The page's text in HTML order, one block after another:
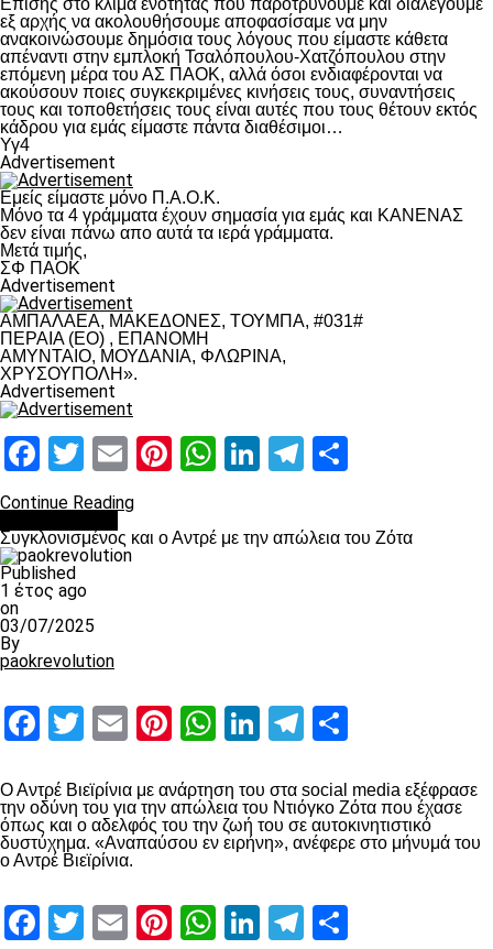
Επίσης στο κλίμα ενότητας που παροτρύνουμε και διαλέγουμε
εξ αρχής να ακολουθήσουμε αποφασίσαμε να μην
ανακοινώσουμε δημόσια τους λόγους που είμαστε κάθετα
απέναντι στην εμπλοκή Τσαλόπουλου-Χατζόπουλου στην
επόμενη μέρα του ΑΣ ΠΑΟΚ, αλλά όσοι ενδιαφέρονται να
ακούσουν ποιες συγκεκριμένες κινήσεις τους, συναντήσεις
τους και τοποθετήσεις τους είναι αυτές που τους θέτουν εκτός
κάδρου για εμάς είμαστε πάντα διαθέσιμοι…
Υγ4
Advertisement
Εμείς είμαστε μόνο Π.Α.Ο.Κ.
Μόνο τα 4 γράμματα έχουν σημασία για εμάς και ΚΑΝΕΝΑΣ
δεν είναι πάνω απο αυτά τα ιερά γράμματα.
Μετά τιμής,
ΣΦ ΠΑΟΚ
Advertisement
ΑΜΠΑΛΑΕΑ, ΜΑΚΕΔΟΝΕΣ, ΤΟΥΜΠΑ, #031#
ΠΕΡΑΙΑ (ΕΟ) , ΕΠΑΝΟΜΗ
ΑΜΥΝΤΑΙΟ, ΜΟΥΔΑΝΙΑ, ΦΛΩΡΙΝΑ,
ΧΡΥΣΟΥΠΟΛΗ».
Advertisement
Facebook
Twitter
EmailPinterest
WhatsApp
LinkedIn
Telegram
Continue Reading
Συγκλονισμένος και ο Αντρέ με την απώλεια του Ζότα
Published
1 έτος ago
on
03/07/2025
By
paokrevolution
Facebook
Twitter
EmailPinterest
WhatsApp
LinkedIn
Telegram
Ο Αντρέ Βιεϊρίνια με ανάρτηση του στα social media εξέφρασε
την οδύνη του για την απώλεια του Ντιόγκο Ζότα που έχασε
όπως και ο αδελφός του την ζωή του σε αυτοκινητιστικό
δυστύχημα. «Αναπαύσου εν ειρήνη», ανέφερε στο μήνυμά του
ο Αντρέ Βιεϊρίνια.
Facebook
Twitter
EmailPinterest
WhatsApp
LinkedIn
Telegram